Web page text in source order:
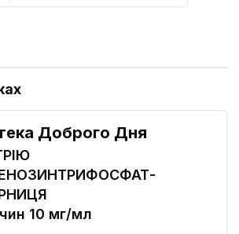
Доброго Дня
10 мг/мл